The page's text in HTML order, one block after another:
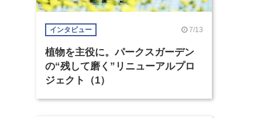
インタビュー 7/13
植物を主役に。パークスガーデン
の“残して磨く”リニューアルプロ
ジェクト（1）